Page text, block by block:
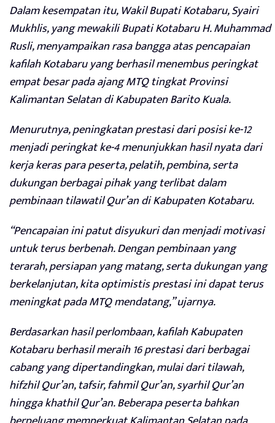
Dalam kesempatan itu, Wakil Bupati Kotabaru, Syairi
Mukhlis, yang mewakili Bupati Kotabaru H. Muhammad
Rusli, menyampaikan rasa bangga atas pencapaian
kafilah Kotabaru yang berhasil menembus peringkat
empat besar pada ajang MTQ tingkat Provinsi
Kalimantan Selatan di Kabupaten Barito Kuala.
Menurutnya, peningkatan prestasi dari posisi ke-12
menjadi peringkat ke-4 menunjukkan hasil nyata dari
kerja keras para peserta, pelatih, pembina, serta
dukungan berbagai pihak yang terlibat dalam
pembinaan tilawatil Qur’an di Kabupaten Kotabaru.
“Pencapaian ini patut disyukuri dan menjadi motivasi
untuk terus berbenah. Dengan pembinaan yang
terarah, persiapan yang matang, serta dukungan yang
berkelanjutan, kita optimistis prestasi ini dapat terus
meningkat pada MTQ mendatang,” ujarnya.
Berdasarkan hasil perlombaan, kafilah Kabupaten
Kotabaru berhasil meraih 16 prestasi dari berbagai
cabang yang dipertandingkan, mulai dari tilawah,
hifzhil Qur’an, tafsir, fahmil Qur’an, syarhil Qur’an
hingga khathil Qur’an. Beberapa peserta bahkan